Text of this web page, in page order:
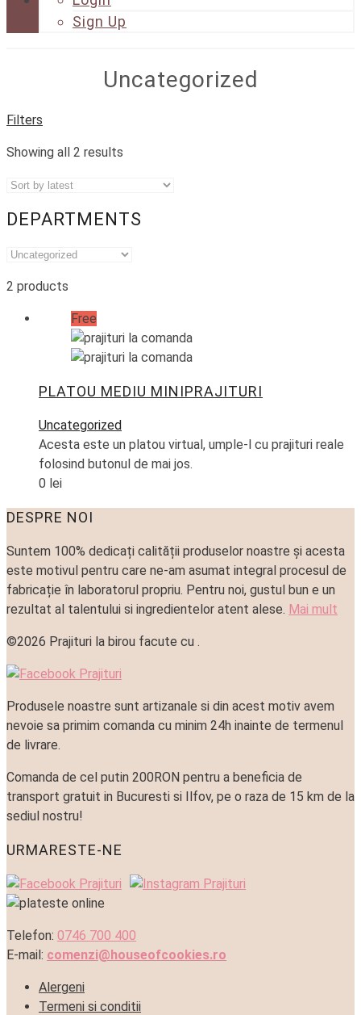
Sign Up
Uncategorized
Filters
Showing all 2 results
DEPARTMENTS
2 products
Free
PLATOU MEDIU MINIPRAJITURI
Uncategorized
Acesta este un platou virtual, umple-l cu prajituri reale
folosind butonul de mai jos.
0 lei
DESPRE NOI
Suntem 100% dedicați calității produselor noastre și acesta
este motivul pentru care ne-am asumat integral procesul de
fabricație în laboratorul propriu. Pentru noi, gustul bun e un
rezultat al talentului si ingredientelor atent alese. Mai mult
©2026 Prajituri la birou facute cu .
Produsele noastre sunt artizanale si din acest motiv avem
nevoie sa primim comanda cu minim 24h inainte de termenul
de livrare.
Comanda de cel putin 200RON pentru a beneficia de
transport gratuit in Bucuresti si Ilfov, pe o raza de 15 km de la
sediul nostru!
URMARESTE-NE
Telefon: 0746 700 400
E-mail: comenzi@houseofcookies.ro
Alergeni
Termeni si conditii